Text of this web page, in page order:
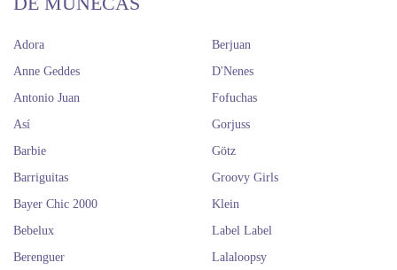
Adora
Anne Geddes
Antonio Juan
Así
Barbie
Barriguitas
Bayer Chic 2000
Bebelux
Berenguer
Berjuan
D'Nenes
Fofuchas
Gorjuss
Götz
Groovy Girls
Klein
Label Label
Lalaloopsy